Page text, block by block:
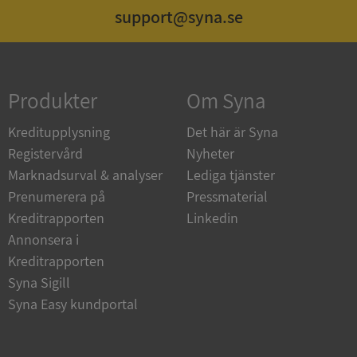
support@syna.se
Produkter
Kreditupplysning
Registervård
Marknadsurval & analyser
Prenumerera på
Kreditrapporten
Annonsera i
Kreditrapporten
Syna Sigill
Syna Easy kundportal
Om Syna
Det här är Syna
Nyheter
Lediga tjänster
Pressmaterial
Linkedin
Strikt nödvändiga kakor tillåter
kärnwebbplatsfunktioner som användarinloggning
och kontohantering. Webbplatsen kan inte
användas ordentligt utan strikt nödvändiga cookies.
Namn
Leverantör
Domän
Microsoft
Corporation